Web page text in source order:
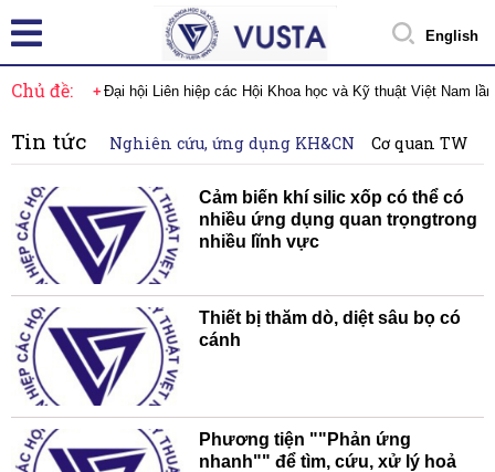
English
Chủ đề: Đại hội Liên hiệp các Hội Khoa học và Kỹ thuật Việt Nam
Tin tức Nghiên cứu, ứng dụng KH&CN Cơ quan TW
Cảm biến khí silic xốp có thể có
nhiều ứng dụng quan trọngtrong
nhiều lĩnh vực
Thiết bị thăm dò, diệt sâu bọ có
cánh
Phương tiện ""Phản ứng
nhanh"" để tìm, cứu, xử lý hoả